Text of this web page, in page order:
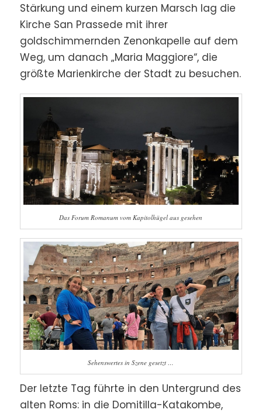
Stärkung und einem kurzen Marsch lag die
Kirche San Prassede mit ihrer
goldschimmernden Zenonkapelle auf dem
Weg, um danach „Maria Maggiore“, die
größte Marienkirche der Stadt zu besuchen.
Das Forum Romanum vom Kapitolhügel aus gesehen
Sehenswertes in Szene gesetzt …
Der letzte Tag führte in den Untergrund des
alten Roms: in die Domitilla-Katakombe,